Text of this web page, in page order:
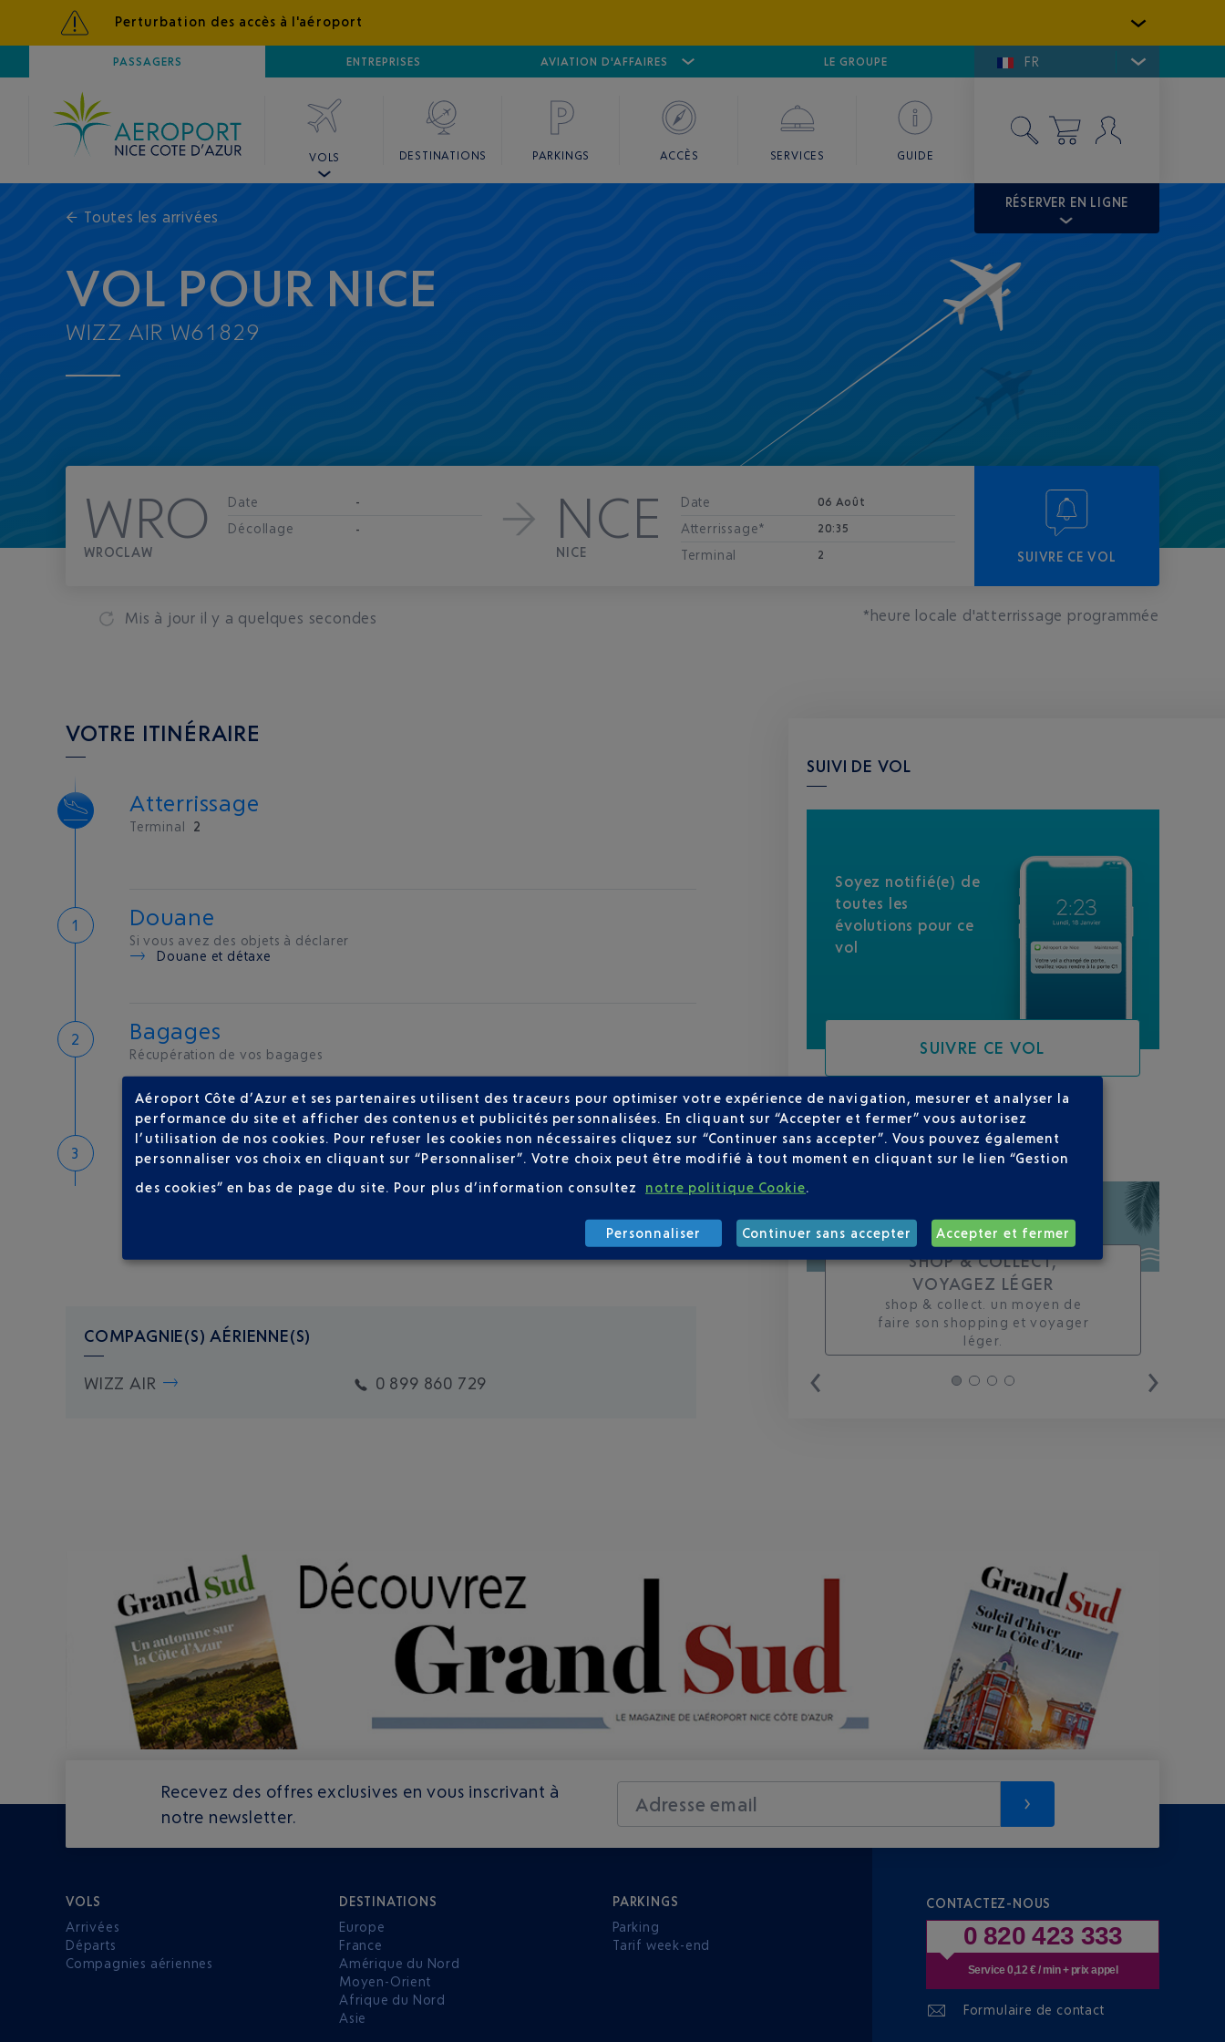
Perturbation des accès à l'aéroport
PASSAGERS ENTREPRISES AVIATION D'AFFAIRES
AÉROPORTNICE CÔTE D'AZUR AÉROPORT CANNES MANDELIEU GOLFE DE SAINT-TROPEZ
LE GROUPE FR
VOLS DESTINATIONS PARKINGS ACCÈS SERVICES GUIDE
RÉSERVER EN LIGNE
← Toutes les arrivées
VOL POUR NICE
WIZZ AIR W61829
WRO
WROCLAW
Date -
Décollage - NCE
NICE
Date 06 Août
Atterrissage* 20:35
Terminal 2 SUIVRE CE VOL
Mis à jour il y a quelques secondes *heure locale d'atterrissage programmée
VOTRE ITINÉRAIRE
Atterrissage
Terminal 2
Douane
Si vous avez des objets à déclarer
Douane et détaxe
Bagages
Récupération de vos bagages
Bienvenue sur la Côte d'Azur
Hôtels de proximité 27 °C
COMPAGNIE(S) AÉRIENNE(S)
WIZZ AIR 0 899 860 729
SUIVI DE VOL
Soyez notifié(e) de
toutes les
évolutions pour ce
vol
SUIVRE CE VOL
SUR VOTRE PARCOURS
SHOP & COLLECT,
VOYAGEZ LÉGER
shop & collect. un moyen de
faire son shopping et voyager
léger.
Recevez des offres exclusives en vous inscrivant à
notre newsletter.
Adresse email
VOLS
Arrivées
Départs
Compagnies aériennes
DESTINATIONS
Europe
France
Amérique du Nord
Moyen-Orient
Afrique du Nord
Asie
PARKINGS
Parking
Tarif week-end
CONTACTEZ-NOUS
0 820 423 333
Service 0,12 € / min + prix appel
Formulaire de contact
Aéroport Côte d’Azur et ses partenaires utilisent des traceurs pour optimiser votre expérience de navigation, mesurer et analyser la
performance du site et afficher des contenus et publicités personnalisées. En cliquant sur “Accepter et fermer” vous autorisez
l’utilisation de nos cookies. Pour refuser les cookies non nécessaires cliquez sur “Continuer sans accepter”. Vous pouvez également
personnaliser vos choix en cliquant sur “Personnaliser”. Votre choix peut être modifié à tout moment en cliquant sur le lien “Gestion
des cookies” en bas de page du site. Pour plus d’information consultez notre politique Cookie
Personnaliser Continuer sans accepter Accepter et fermer